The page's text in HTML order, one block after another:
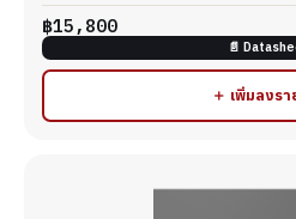
฿15,800
📄
＋ เพิ่มลงร